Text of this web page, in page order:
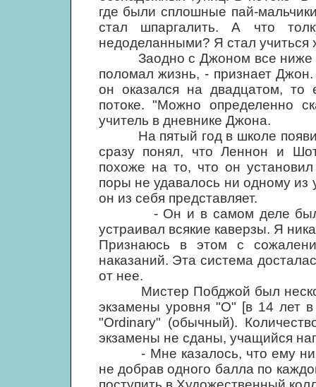
где были сплошные пай-
стал шпаргалить. А что
недоделанными? Я стал учиться
Заодно с Джоном все ниже
поломал жизнь, - признает
он оказался на двадцатом,
потоке. "Можно определенно
учитель в дневнике Джона.
На пятый год в школе
сразу понял, что Леннон и
похоже на то, что он
поры не удавалось ни одному
он из себя представляет.
- Он и в самом деле был
устраивал всякие каверзы. Я
Признаюсь в этом с
наказаний. Эта система
от нее.
Мистер Побджой был
экзамены уровня "O" [в 14 лет
"Ordinary" (обычный).
экзамены не сданы, учащийся
- Мне казалось, что ему
не добрав одного балла по